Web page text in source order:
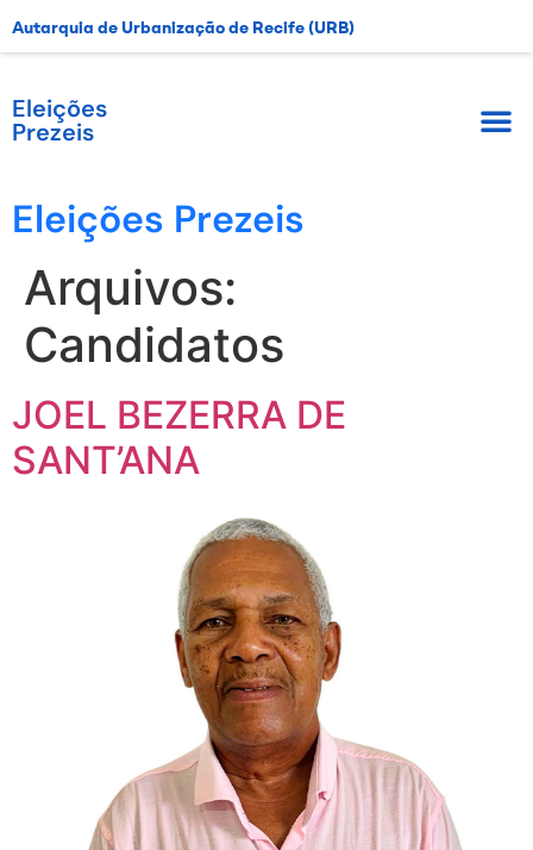
Autarquia de Urbanização de Recife (URB)
Eleições
Prezeis
Eleições Prezeis
Arquivos:
Candidatos
JOEL BEZERRA DE
SANT’ANA